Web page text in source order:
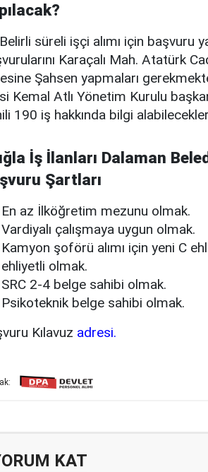
süreli işçi alımı için başvuru
Karaçalı Mah. Atatürk
Şahsen yapmaları
Kemal Atlı Yönetim Kurulu
190 iş hakkında bilgi
İş İlanları Dalaman
Şartları
En az İlköğretim mezunu olmak.
Vardiyalı çalışmaya uygun olmak.
Kamyon şoförü alımı için yeni C
ehliyetli olmak.
SRC 2-4 belge sahibi olmak.
Psikoteknik belge sahibi olmak.
Kılavuz adresi.
KAT